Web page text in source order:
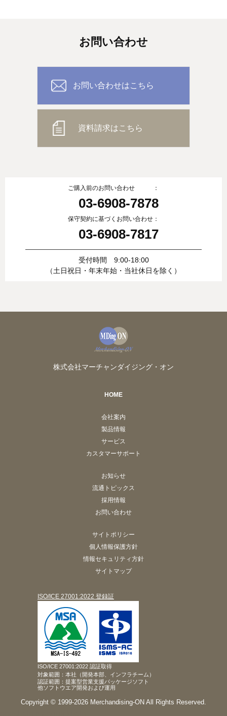
お問い合わせ
お問い合わせはこちら
資料請求はこちら
ご購入前のお問い合わせ ：
03-6908-7878
保守契約に基づくお問い合わせ：
03-6908-7817
受付時間 9:00-18:00
（土日祝日・年末年始・当社休日を除く）
株式会社マーチャンダイジング・オン
HOME
会社案内
製品情報
サービス
カスタマーサポート
お知らせ
流通トピックス
採用情報
お問い合わせ
サイトポリシー
個人情報保護方針
情報セキュリティ方針
サイトマップ
ISO/ICE 27001:2022 登録証
ISO/ICE 27001:2022 認証取得
対象範囲：本社（開発本部、インフラチーム）
認証範囲：提案型営業支援パッケージソフト
他ソフトウエア開発および運用
Copyright © 1999-2026 Merchandising-ON All Rights Reserved.